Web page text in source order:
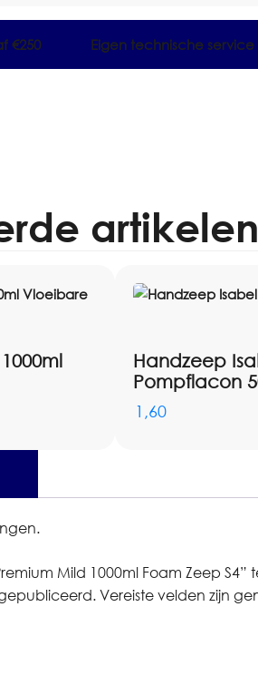
€250 Eigen technische service
artikelen
Handzeep
Pompflacon
1,60
Mild 1000ml Foam Zeep
Vereiste velden zijn